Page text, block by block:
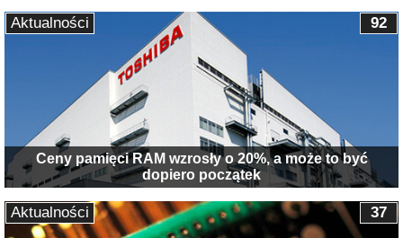
Ceny pamięci RAM wzrosły o 20%, a może to być
dopiero początek
92
Aktualności
37
Aktualności